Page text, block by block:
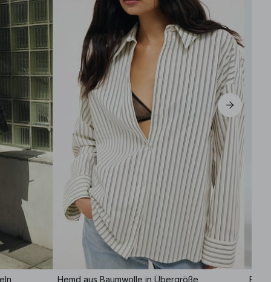
Hemd aus Baumwolle in Übergröße